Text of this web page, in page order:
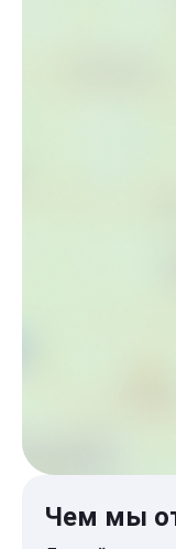
Чем мы